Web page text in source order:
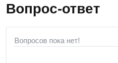
Вопрос-ответ
Вопросов пока нет!